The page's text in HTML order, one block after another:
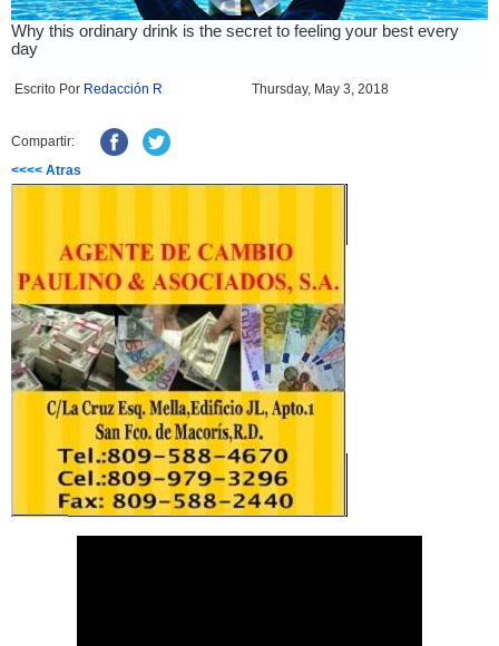
Escrito Por Redacción R Thursday, May 3, 2018
Compartir:
<<<< Atras